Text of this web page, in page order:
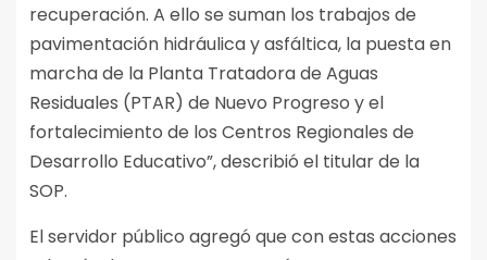
recuperación. A ello se suman los trabajos de
pavimentación hidráulica y asfáltica, la puesta en
marcha de la Planta Tratadora de Aguas
Residuales (PTAR) de Nuevo Progreso y el
fortalecimiento de los Centros Regionales de
Desarrollo Educativo”, describió el titular de la
SOP.
El servidor público agregó que con estas acciones